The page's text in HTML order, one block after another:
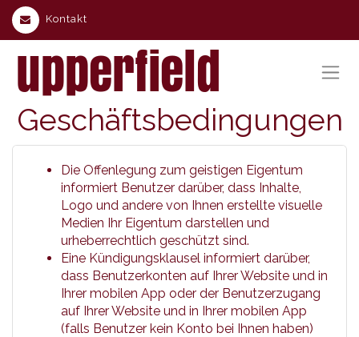
Kontakt
Geschäftsbedingungen
Die Offenlegung zum geistigen Eigentum
informiert Benutzer darüber, dass Inhalte,
Logo und andere von Ihnen erstellte visuelle
Medien Ihr Eigentum darstellen und
urheberrechtlich geschützt sind.
Eine Kündigungsklausel informiert darüber,
dass Benutzerkonten auf Ihrer Website und in
Ihrer mobilen App oder der Benutzerzugang
auf Ihrer Website und in Ihrer mobilen App
(falls Benutzer kein Konto bei Ihnen haben)